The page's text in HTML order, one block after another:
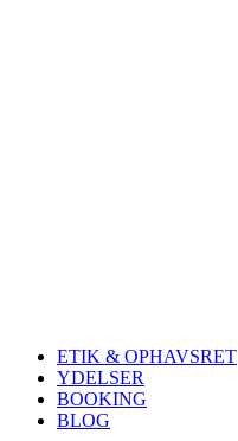
ETIK & OPHAVSRET
YDELSER
BOOKING
BLOG